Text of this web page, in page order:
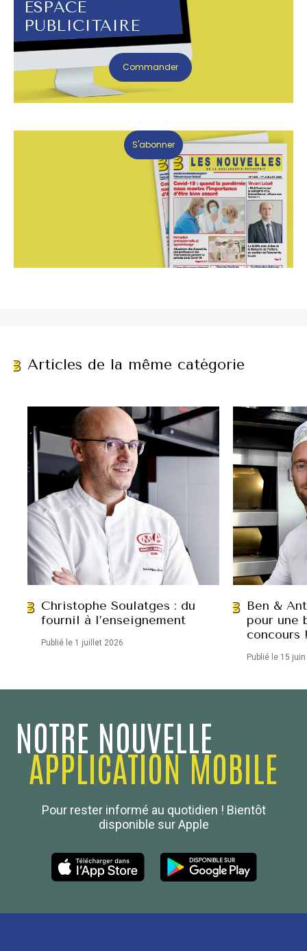
ESPACE
PUBLICITAIRE
Commander
S'abonner
Articles de la même catégorie
Christophe Soulatges : du
fournil à l’enseignement
Publié le 1 juillet 2026
Ben &
pour une
concours
Publié le 15
NOTRE NOUVELLE
APPLICATION MOBILE
Pour rester informé au quotidien ! Bientôt
disponible sur Apple
Boulanger de France
Les Nouvelles de la Boulangerie-Pâtisserie Française
27, av d’Eylau - 75782 Paris Cédex 16
01 53 70 16 25